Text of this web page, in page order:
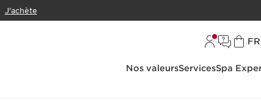
J'achète
FR
Nos valeursServicesSpa